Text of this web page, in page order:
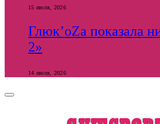
15 июля, 2026
Глюк’оZа показала
2»
14 июля, 2026